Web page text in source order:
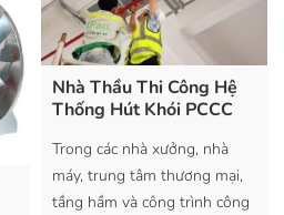
Nhà Thầu Thi Công Hệ
Thống Hút Khói PCCC
Trong các nhà xưởng, nhà
máy, trung tâm thương mại,
tầng hầm và công trình công